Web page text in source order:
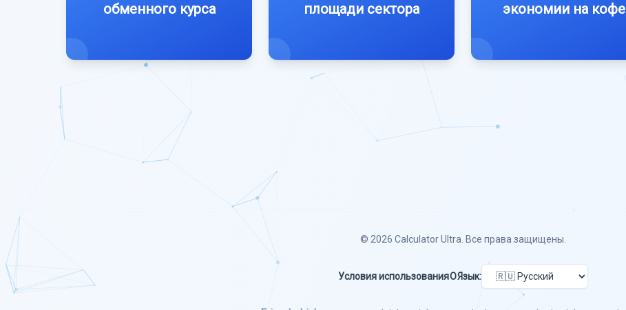
обменного курса
площади сектора
экономии на кофе
© 2026 Calculator Ultra . Все права защищены.
Условия использованияОЯзык: